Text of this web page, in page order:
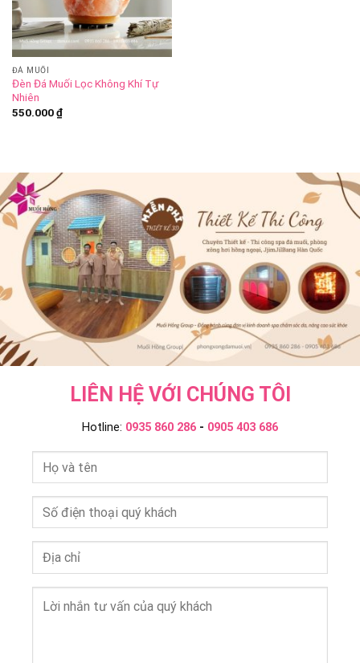
ĐÁ MUỐI
Đèn Đá Muối Lọc Không Khí Tự
Nhiên
550.000₫
LIÊN HỆ VỚI CHÚNG TÔI
Hotline: 0935 860 286 - 0905 403 686